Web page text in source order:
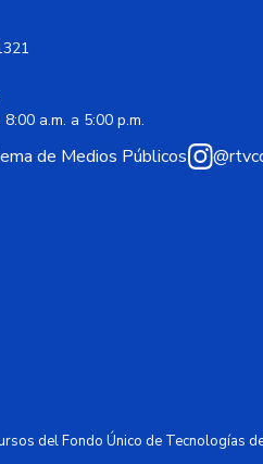
a.m. a 5:00 p.m.
de Medios Públicos
del Fondo Único de Tecnologías